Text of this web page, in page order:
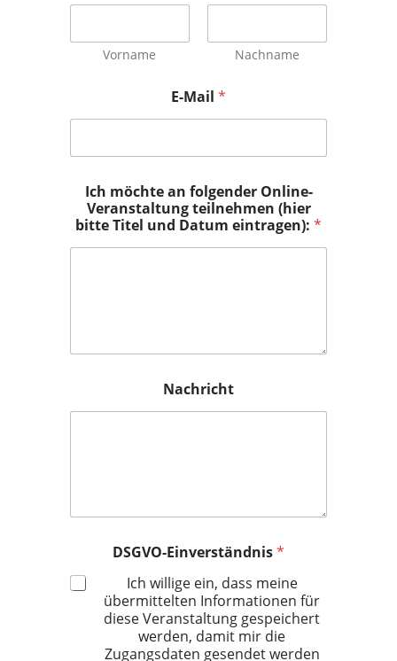
Vorname Nachname
E-Mail *
Ich möchte an folgender Online-
Veranstaltung teilnehmen (hier
bitte Titel und Datum eintragen): *
Nachricht
DSGVO-Einverständnis*
Ich willige ein, dass meine
übermittelten Informationen für
diese Veranstaltung gespeichert
werden, damit mir die
Zugangsdaten gesendet werden